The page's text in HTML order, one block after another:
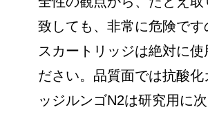
致しても、非常に危険で
スカートリッジは絶対に使
ださい。品質面では抗酸化
ッジルンゴN2は研究用に